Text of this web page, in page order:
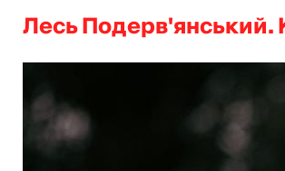
Лесь Подерв'янський.